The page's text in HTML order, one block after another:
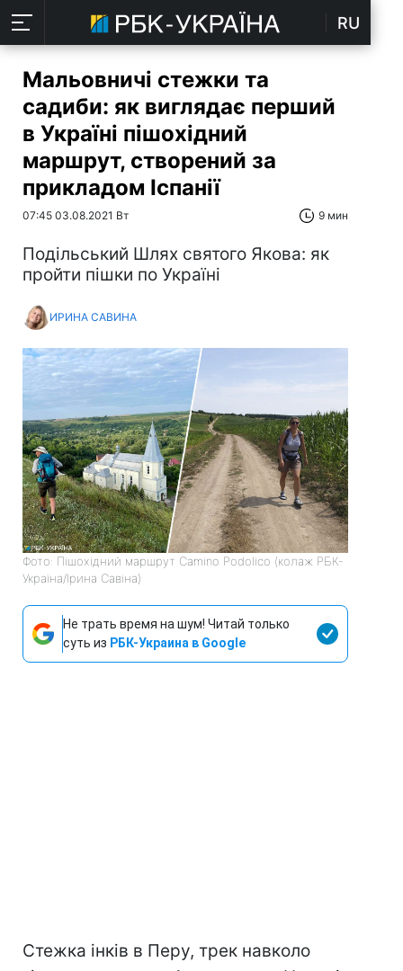
RU
Мальовничі стежки та
садиби: як виглядає перший
в Україні пішохідний
маршрут, створений за
прикладом Іспанії
07:45 03.08.2021 Вт 9 мин
Подільський Шлях святого Якова: як
пройти пішки по Україні
ИРИНА САВИНА
Фото: Пішохідний маршрут Camino Podolico (колаж РБК-
Україна/Ірина Савіна)
Не трать время на шум! Читай только
суть из РБК-Украина в Google
Стежка інків в Перу, трек навколо